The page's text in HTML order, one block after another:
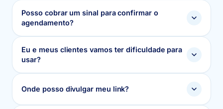
Posso cobrar um sinal para confirmar o
agendamento?
Eu e meus clientes vamos ter dificuldade para
usar?
Onde posso divulgar meu link?